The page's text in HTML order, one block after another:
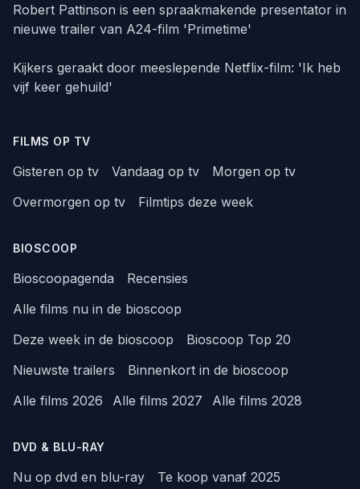
Robert Pattinson is een spraakmakende presentator in
nieuwe trailer van A24-film 'Primetime'
Kijkers geraakt door meeslepende Netflix-film: 'Ik heb
vijf keer gehuild'
FILMS OP TV
Gisteren op tv Vandaag op tv
Morgen op tv
Overmorgen op tv
Filmtips deze week
BIOSCOOP
Bioscoopagenda
Recensies
Alle films nu in de bioscoop
Deze week in de bioscoop
Bioscoop Top 20
Nieuwste trailers
Binnenkort in de bioscoop
Alle films 2026
Alle films 2027 Alle films 2028
DVD & BLU-RAY
Nu op dvd en blu-ray
Te koop vanaf 2025